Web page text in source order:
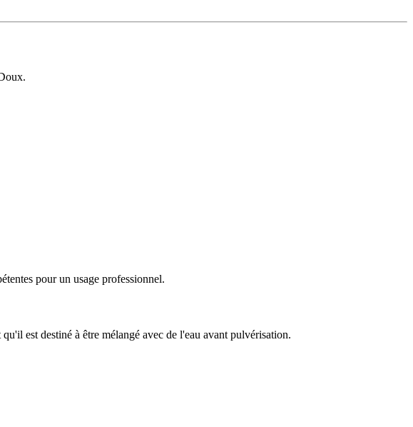
pour un usage professionnel.
est destiné à être mélangé avec de l'eau avant pulvérisation.